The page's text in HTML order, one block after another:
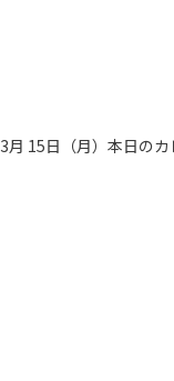
3月 15日（月）本日のカ